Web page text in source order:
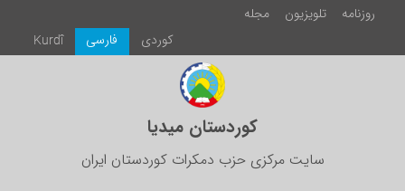
روزنامە تلویزیون
مجلە
Kurdî
فارسی كوردی
کوردستان میدیا
سایت مرکزی حزب دمکرات کوردستان ایران